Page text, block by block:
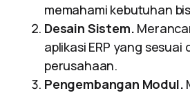
memahami kebutuhan
Desain Sistem.
aplikasi ERP yang
perusahaan.
Pengembangan Modul.